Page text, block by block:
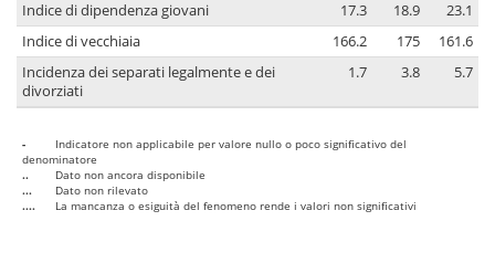
Indice di dipendenza giovani
17.3 18.9
23.1
Indice di vecchiaia
166.2 175
161.6
Incidenza dei separati legalmente e dei
divorziati
1.7 3.8 5.7
-
Indicatore non applicabile per valore nullo o poco significativo del
denominatore
..
Dato non ancora disponibile
...
Dato non rilevato
....
La mancanza o esiguità del fenomeno rende i valori non significativi